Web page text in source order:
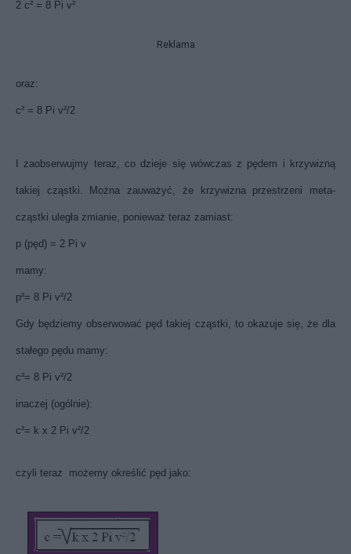
2 c² = 8 Pi v²
Reklama
oraz:
c² = 8 Pi v²/2
I zaobserwujmy teraz, co dzieje się wówczas z pędem i krzywizną
takiej cząstki. Można zauważyć, że krzywizna przestrzeni meta-
cząstki uległa zmianie, ponieważ teraz zamiast:
p (pęd) = 2 Pi v
mamy:
p²= 8 Pi v²/2
Gdy będziemy obserwować pęd takiej cząstki, to okazuje się, że dla
stałego pędu mamy:
c²= 8 Pi v²/2
inaczej (ogólnie):
c²= k x 2 Pi v²/2
czyli teraz możemy określić pęd jako: